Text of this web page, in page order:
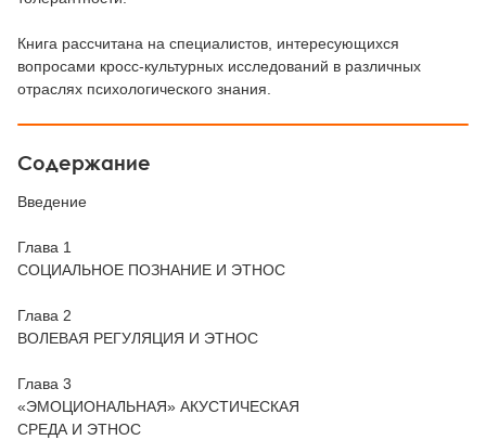
Книга рассчитана на специалистов, интересующихся
вопросами кросс-культурных исследований в различных
отраслях психологического знания.
Содержание
Введение
Глава 1
СОЦИАЛЬНОЕ ПОЗНАНИЕ И ЭТНОС
Глава 2
ВОЛЕВАЯ РЕГУЛЯЦИЯ И ЭТНОС
Глава 3
«ЭМОЦИОНАЛЬНАЯ» АКУСТИЧЕСКАЯ
СРЕДА И ЭТНОС